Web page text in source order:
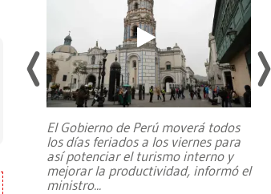
El Gobierno de Perú moverá todos
los días feriados a los viernes para
así potenciar el turismo interno y
mejorar la productividad, informó el
ministro...